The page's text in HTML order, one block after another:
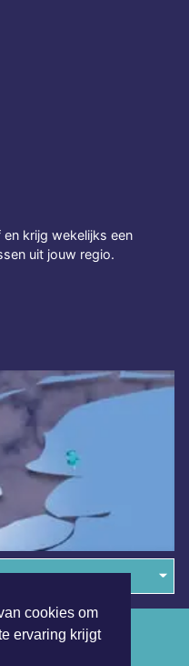
cookies om
ervaring krijgt
krijg wekelijks een
uit jouw regio.